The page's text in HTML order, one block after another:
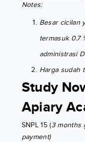
Notes:
Besar cicilan
termasuk 0.7
administrasi
Harga sudah
Study
Apiary
SNPL 15 (3 months
payment)